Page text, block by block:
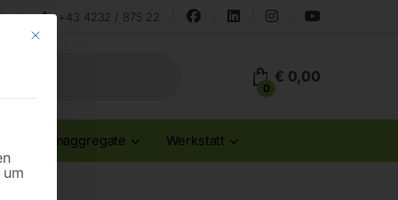
+43 4232 / 875 22
0
€ 0,00
Stromaggregate Werkstatt
Mit diesem Button wird der Dialog geschlossen. Seine Funktionalität ist